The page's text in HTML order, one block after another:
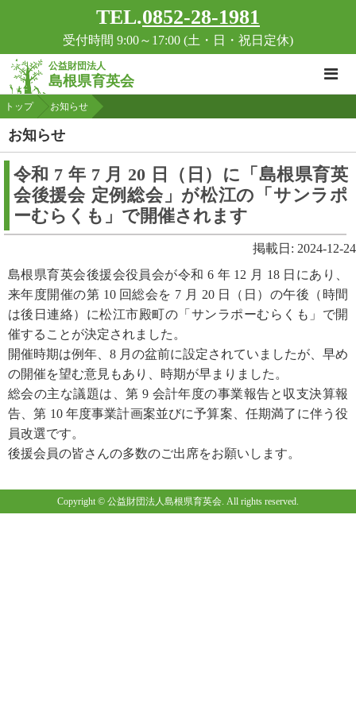
TEL.0852-28-1981
受付時間 9:00～17:00 (土・日・祝日定休)
公益財団法人
島根県育英会
トップ お知らせ
お知らせ
令和 7 年 7 月 20 日（日）に「島根県育英
会後援会 定例総会」が松江の「サンラポ
ーむらくも」で開催されます
掲載日: 2024-12-24
島根県育英会後援会役員会が令和 6 年 12 月 18 日にあり、
来年度開催の第 10 回総会を 7 月 20 日（日）の午後（時間
は後日連絡）に松江市殿町の「サンラポーむらくも」で開
催することが決定されました。
開催時期は例年、8 月の盆前に設定されていましたが、早め
の開催を望む意見もあり、時期が早まりました。
総会の主な議題は、第 9 会計年度の事業報告と収支決算報
告、第 10 年度事業計画案並びに予算案、任期満了に伴う役
員改選です。
後援会員の皆さんの多数のご出席をお願いします。
Copyright © 公益財団法人島根県育英会. All rights reserved.